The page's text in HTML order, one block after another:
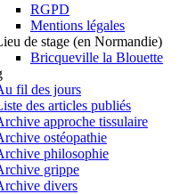
RGPD
Mentions légales
de stage (en Normandie)
Bricqueville la Blouette
fil des jours
des articles publiés
approche tissulaire
ostéopathie
philosophie
grippe
divers